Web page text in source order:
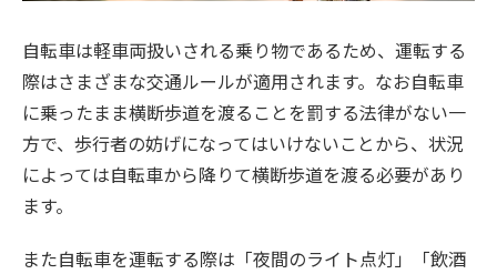
自転車は軽車両扱いされる乗り物であるため、運転する
際はさまざまな交通ルールが適用されます。なお自転車
に乗ったまま横断歩道を渡ることを罰する法律がない一
方で、歩行者の妨げになってはいけないことから、状況
によっては自転車から降りて横断歩道を渡る必要があり
ます。
また自転車を運転する際は「夜間のライト点灯」「飲酒